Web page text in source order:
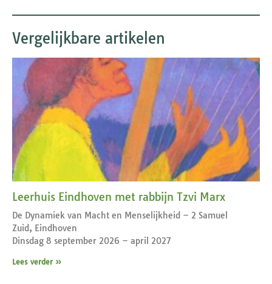
Vergelijkbare artikelen
Leerhuis Eindhoven met rabbijn Tzvi Marx
De Dynamiek van Macht en Menselijkheid – 2 Samuel
Zuid, Eindhoven
Dinsdag 8 september 2026 – april 2027
Lees verder »